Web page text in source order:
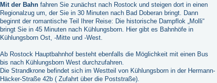
Mit der Bahn fahren Sie zunächst nach Rostock und steigen dort in einen
Regionalzug um, der Sie in 30 Minuten nach Bad Doberan bringt. Dann
beginnt der romantische Teil Ihrer Reise: Die historische Dampflok „Molli“
bringt Sie in 45 Minuten nach Kühlungsborn. Hier gibt es Bahnhöfe in
Kühlungsborn Ost, -Mitte und -West.
Ab Rostock Hauptbahnhof besteht ebenfalls die Möglichkeit mit einen Bus
bis nach Kühlungsborn West durchzufahren.
Die Strandkrone befindet sich im Westteil von Kühlungsborn in der Hermann-
Häcker-Straße 42b ( Zufahrt über die Poststraße).